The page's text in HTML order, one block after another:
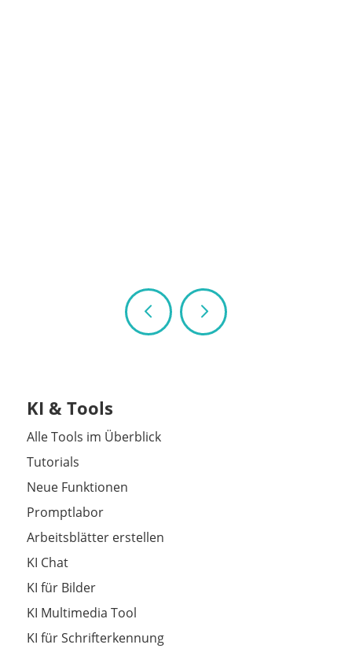
KI & Tools
Alle Tools im Überblick
Tutorials
Neue Funktionen
Promptlabor
Arbeitsblätter erstellen
KI Chat
KI für Bilder
KI Multimedia Tool
KI für Schrifterkennung